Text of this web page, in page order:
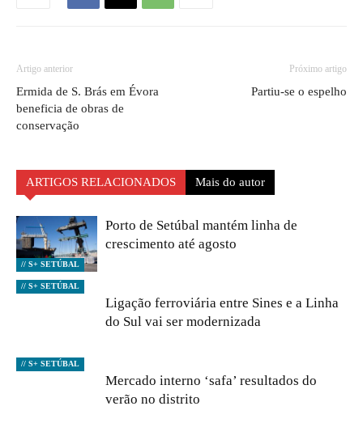
Artigo anterior
Ermida de S. Brás em Évora
beneficia de obras de
conservação
Próximo artigo
Partiu-se o espelho
ARTIGOS RELACIONADOS Mais do autor
// S+ SETÚBAL
Porto de Setúbal mantém linha de
crescimento até agosto
// S+ SETÚBAL
Ligação ferroviária entre Sines e a Linha
do Sul vai ser modernizada
// S+ SETÚBAL
Mercado interno ‘safa’ resultados do
verão no distrito